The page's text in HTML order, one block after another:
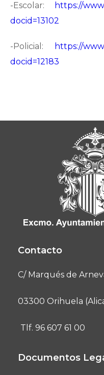
-Escolar:
https://
docid=13102
-Policial:
https://
docid=12183
Contacto
C/ Marqués de
03300 Orihuela
Tlf. 96 607 61 00
Documentos